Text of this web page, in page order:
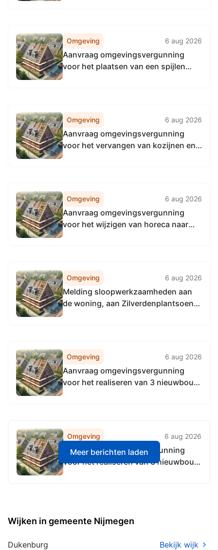
Omgeving 6 aug 2026
Aanvraag omgevingsvergunning
voor het plaatsen van een spijlen
Omgeving 6 aug 2026
Aanvraag omgevingsvergunning
voor het vervangen van kozijnen en
Omgeving 6 aug 2026
Aanvraag omgevingsvergunning
voor het wijzigen van horeca naar
Omgeving 6 aug 2026
Melding sloopwerkzaamheden aan
de woning, aan Zilverdenplantsoen
Omgeving 6 aug 2026
Aanvraag omgevingsvergunning
voor het realiseren van 3 nieuwbouw
Omgeving 6 aug 2026
Aanvraag omgevingsvergunning
voor het realiseren van 3 nieuwbouw
Meer berichten laden
Wijken in gemeente Nijmegen
Dukenburg Bekijk wijk